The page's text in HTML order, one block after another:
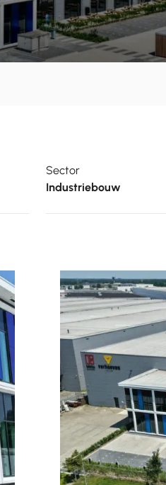
Sector
Industriebouw